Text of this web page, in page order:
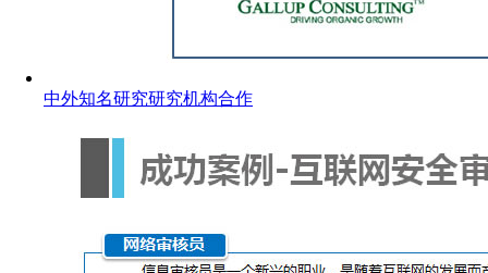
中外知名研究研究机构合作